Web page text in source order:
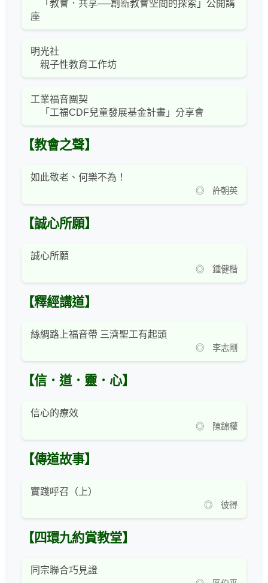
「教會．共享──創新教會空間的探索」公開講
座
明光社
親子性教育工作坊
工業福音團契
「工福CDF兒童發展基金計畫」分享會
【教會之聲】
如此敬老、何樂不為！
◎ 許朝英
【誠心所願】
誠心所願
◎ 鍾健楷
【釋經講道】
絲綢路上福音帶 三濟聖工有起頭
◎ 李志剛
【信．道．靈．心】
信心的療效
◎ 陳錦權
【傳道故事】
實踐呼召（上）
◎ 彼得
【四環九約賞教堂】
同宗聯合巧見證